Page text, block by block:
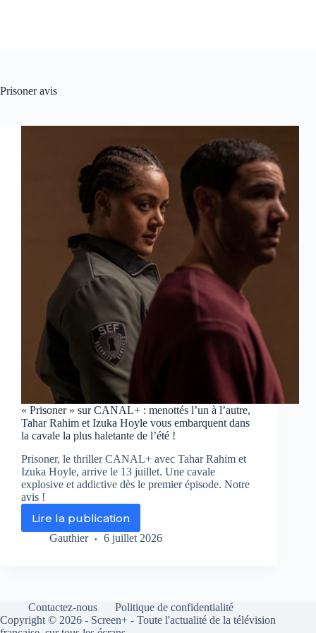
Prisoner avis
« Prisoner » sur CANAL+ : menottés l’un à l’autre,
Tahar Rahim et Izuka Hoyle vous embarquent dans
la cavale la plus haletante de l’été !
Prisoner, le thriller CANAL+ avec Tahar Rahim et
Izuka Hoyle, arrive le 13 juillet. Une cavale
explosive et addictive dès le premier épisode. Notre
avis !
Lire la publication
«
Prisoner
menottés
l’un
Gauthier 6 juillet 2026
Contactez-nous
Politique de confidentialité
Copyright © 2026 - Screen+ - Toute l'actualité de la télévision